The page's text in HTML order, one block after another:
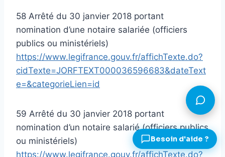
58 Arrêté du 30 janvier 2018 portant
nomination d’une notaire salariée (officiers
publics ou ministériels)
https://www.legifrance.gouv.fr/affichTexte.do?
cidTexte=JORFTEXT000036596683&dateText
e=&categorieLien=id
59 Arrêté du 30 janvier 2018 portant
nomination d’un notaire salarié (officiers publics
ou ministériels)
https://www.legifrance.gouv.fr/affichTexte.do?